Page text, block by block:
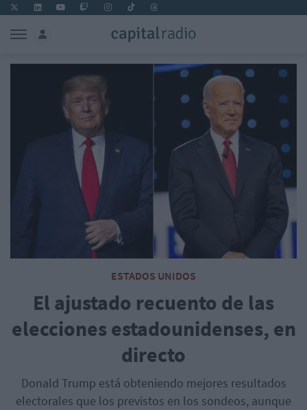
ESTADOS UNIDOS
El ajustado recuento de las
elecciones estadounidenses, en
directo
Donald Trump está obteniendo mejores resultados
electorales que los previstos en los sondeos, aunque